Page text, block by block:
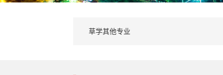
草学其他专业